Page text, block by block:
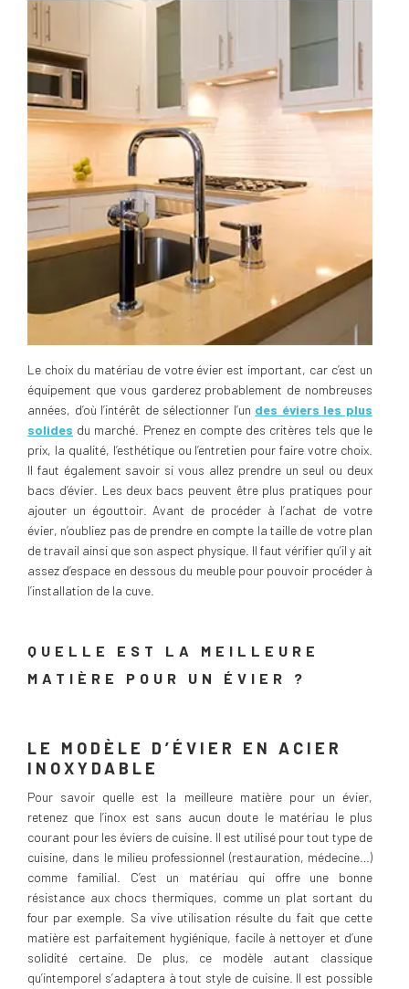
Le choix du matériau de votre évier est important, car c’est un
équipement que vous garderez probablement de nombreuses
années, d’où l’intérêt de sélectionner l’un des éviers les plus
solides du marché. Prenez en compte des critères tels que le
prix, la qualité, l’esthétique ou l’entretien pour faire votre choix.
Il faut également savoir si vous allez prendre un seul ou deux
bacs d’évier. Les deux bacs peuvent être plus pratiques pour
ajouter un égouttoir. Avant de procéder à l’achat de votre
évier, n’oubliez pas de prendre en compte la taille de votre plan
de travail ainsi que son aspect physique. Il faut vérifier qu’il y ait
assez d’espace en dessous du meuble pour pouvoir procéder à
l’installation de la cuve.
QUELLE EST LA MEILLEURE
MATIÈRE POUR UN ÉVIER ?
LE MODÈLE D’ÉVIER EN ACIER
INOXYDABLE
Pour savoir quelle est la meilleure matière pour un évier,
retenez que l’inox est sans aucun doute le matériau le plus
courant pour les éviers de cuisine. Il est utilisé pour tout type de
cuisine, dans le milieu professionnel (restauration, médecine…)
comme familial. C’est un matériau qui offre une bonne
résistance aux chocs thermiques, comme un plat sortant du
four par exemple. Sa vive utilisation résulte du fait que cette
matière est parfaitement hygiénique, facile à nettoyer et d’une
solidité certaine. De plus, ce modèle autant classique
qu’intemporel s’adaptera à tout style de cuisine. Il est possible